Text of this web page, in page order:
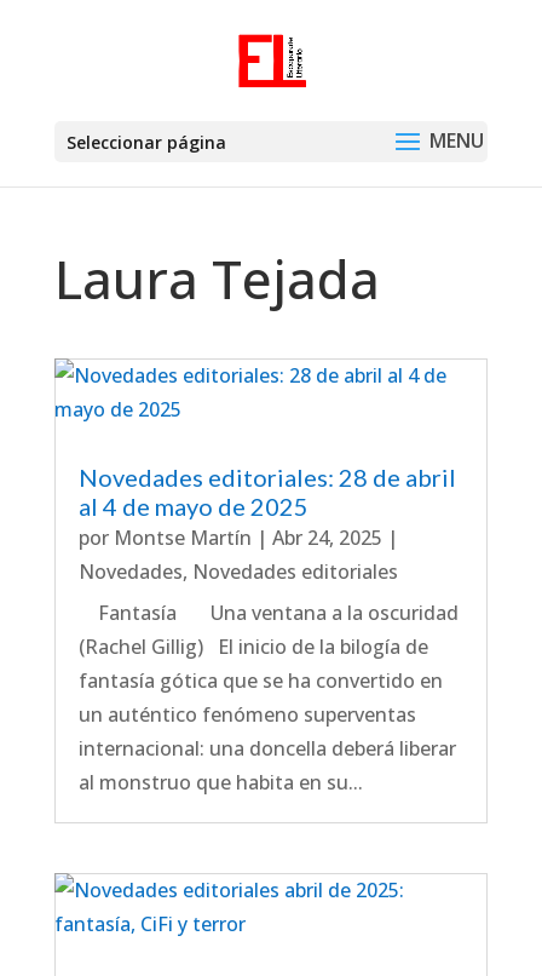
Seleccionar página
Laura Tejada
Novedades editoriales: 28 de abril
al 4 de mayo de 2025
por Montse Martín | Abr 24, 2025 |
Novedades, Novedades editoriales
Fantasía Una ventana a la oscuridad
(Rachel Gillig) El inicio de la bilogía de
fantasía gótica que se ha convertido en
un auténtico fenómeno superventas
internacional: una doncella deberá liberar
al monstruo que habita en su...